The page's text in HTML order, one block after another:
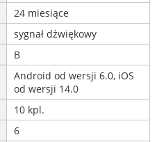
24 miesiące
sygnał dźwiękowy
B
Android od wersji 6.0, iOS
od wersji 14.0
10 kpl.
6